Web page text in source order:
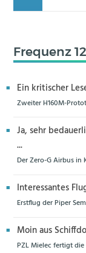
Frequenz
Ein kritischer
Zweiter H160M-
Ja, sehr
...
Der Zero-G Airbus
Interessantes
Erstflug der Piper
Moin aus
PZL Mielec fertigt